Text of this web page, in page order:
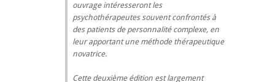
ouvrage intéresseront les
psychothérapeutes souvent confrontés à
des patients de personnalité complexe, en
leur apportant une méthode thérapeutique
novatrice.
Cette deuxième édition est largement